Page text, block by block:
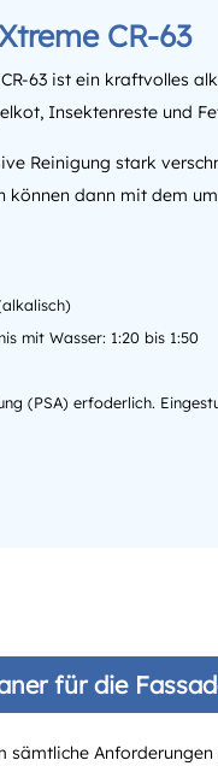
CR-63
63 ist ein kraftvolles
Insektenreste und
Reinigung stark
können dann mit dem
mit Wasser: 1:20 bis 1:50
(PSA) erfoderlich.
für die
sämtliche